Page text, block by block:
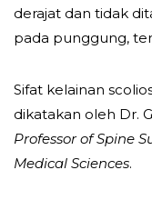
derajat dan tidak
pada punggung,
Sifat kelainan
dikatakan oleh Dr.
Professor of Spine
Medical Sciences.